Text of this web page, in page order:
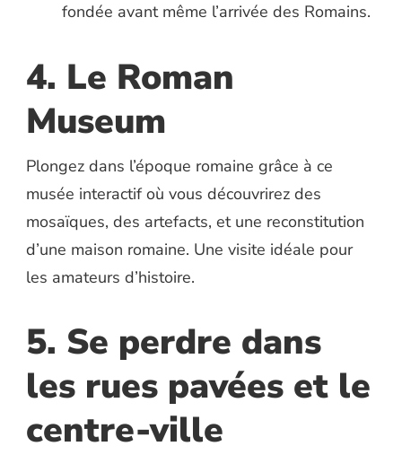
fondée avant même l’arrivée des Romains.
4. Le Roman
Museum
Plongez dans l’époque romaine grâce à ce
musée interactif où vous découvrirez des
mosaïques, des artefacts, et une reconstitution
d’une maison romaine. Une visite idéale pour
les amateurs d’histoire.
5. Se perdre dans
les rues pavées et le
centre-ville